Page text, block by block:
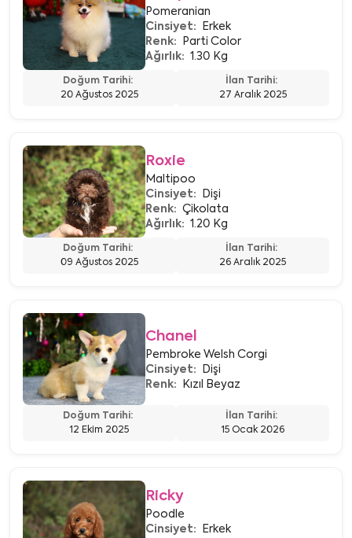
Pomeranian
Cinsiyet:
Erkek
Renk:
Parti Color
Ağırlık: 1.30 Kg
Doğum Tarihi:
20 Ağustos 2025
İlan Tarihi:
27 Aralık 2025
Roxie
Maltipoo
Cinsiyet:
Dişi
Renk: Çikolata
Ağırlık: 1.20 Kg
Doğum Tarihi:
09 Ağustos 2025
İlan Tarihi:
26 Aralık 2025
Chanel
Pembroke Welsh Corgi
Cinsiyet:
Dişi
Renk:
Kızıl Beyaz
Doğum Tarihi:
12 Ekim 2025
İlan Tarihi:
15 Ocak 2026
Ricky
Poodle
Cinsiyet:
Erkek